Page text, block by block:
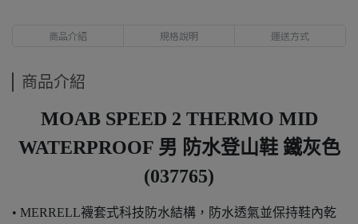
商品介紹 規格說明 運送方式
商品介紹
MOAB SPEED 2 THERMO MID
WATERPROOF 男 防水登山鞋 鐵灰色
(037765)
• MERRELL襪套式科技防水結構，防水透氣並保持鞋內乾